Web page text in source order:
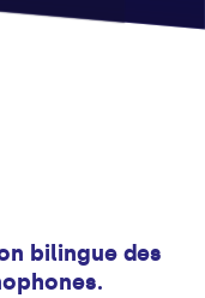
bilingue des